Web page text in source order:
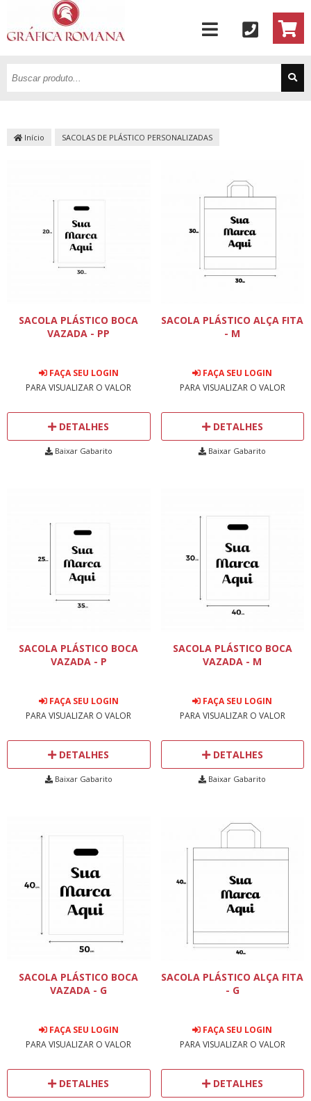
Início SACOLAS DE PLÁSTICO PERSONALIZADAS
SACOLA PLÁSTICO BOCA
VAZADA - PP
FAÇA SEU LOGIN
PARA VISUALIZAR O VALOR
DETALHES
Baixar Gabarito
SACOLA PLÁSTICO ALÇA FITA
- M
FAÇA SEU LOGIN
PARA VISUALIZAR O VALOR
DETALHES
Baixar Gabarito
SACOLA PLÁSTICO BOCA
VAZADA - P
FAÇA SEU LOGIN
PARA VISUALIZAR O VALOR
DETALHES
Baixar Gabarito
SACOLA PLÁSTICO BOCA
VAZADA - M
FAÇA SEU LOGIN
PARA VISUALIZAR O VALOR
DETALHES
Baixar Gabarito
SACOLA PLÁSTICO BOCA
VAZADA - G
FAÇA SEU LOGIN
PARA VISUALIZAR O VALOR
DETALHES
SACOLA PLÁSTICO ALÇA FITA
- G
FAÇA SEU LOGIN
PARA VISUALIZAR O VALOR
DETALHES